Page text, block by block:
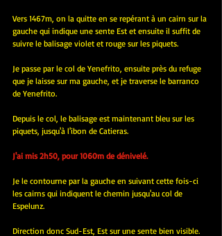
Vers 1467m, on la quitte en se repérant à un cairn sur la
gauche qui indique une sente Est et ensuite il suffit de
suivre le balisage violet et rouge sur les piquets.
Je passe par le col de Yenefrito, ensuite près du refuge
que je laisse sur ma gauche, et je traverse le barranco
de Yenefrito.
Depuis le col, le balisage est maintenant bleu sur les
piquets, jusqu'à l'ibon de Catieras.
J'ai mis 2h50, pour 1060m de dénivelé.
Je le contourne par la gauche en suivant cette fois-ci
les cairns qui indiquent le chemin jusqu'au col de
Espelunz.
Direction donc Sud-Est, Est sur une sente bien visible.